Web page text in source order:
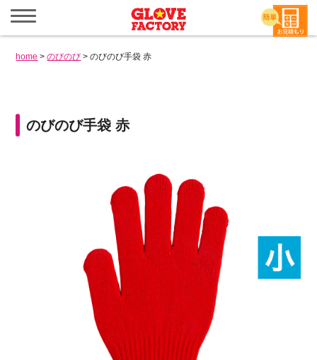
メ
ニ
ュ
を
home >のびのび >のびのび手袋 赤
のびのび手袋 赤